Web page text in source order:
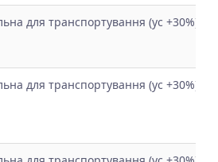
для транспортування (ус +30%) з
для транспортування (ус +30%)